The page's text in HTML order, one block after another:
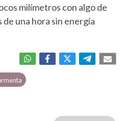
milímetros con algo de
de una hora sin energía